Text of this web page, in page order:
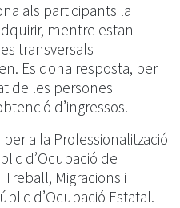
als participants la
mentre estan
transversals i
Es dona resposta, per
de les persones
d’ingressos.
a la Professionalització
d’Ocupació de
Migracions i
d’Ocupació Estatal.